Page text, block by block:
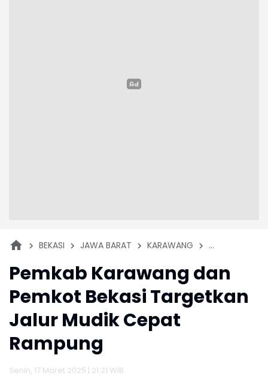
BEKASI JAWA BARAT KARAWANG LEBARAN
Pemkab Karawang dan
Pemkot Bekasi Targetkan
Jalur Mudik Cepat
Rampung
Senin, 17 Maret 2025 | 21:21 WIB